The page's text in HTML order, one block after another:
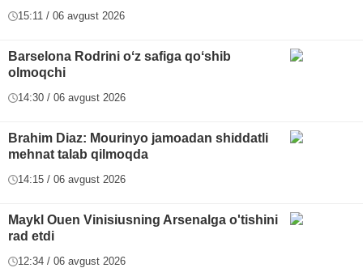
15:11 / 06 avgust 2026
Barselona Rodrini oʻz safiga qoʻshib
olmoqchi
14:30 / 06 avgust 2026
Brahim Diaz: Mourinyo jamoadan shiddatli
mehnat talab qilmoqda
14:15 / 06 avgust 2026
Maykl Ouen Vinisiusning Arsenalga o'tishini
rad etdi
12:34 / 06 avgust 2026